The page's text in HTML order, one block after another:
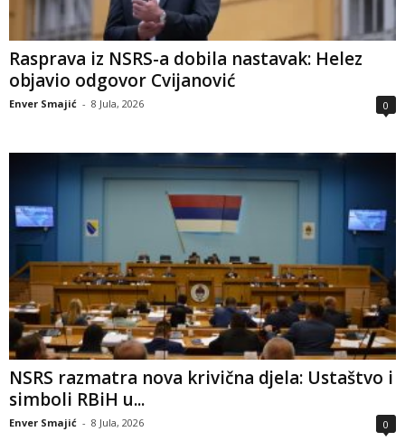
Rasprava iz NSRS-a dobila nastavak: Helez
objavio odgovor Cvijanović
Enver Smajić - 8 Jula, 2026 0
NSRS razmatra nova krivična djela: Ustaštvo i
simboli RBiH u...
Enver Smajić - 8 Jula, 2026 0